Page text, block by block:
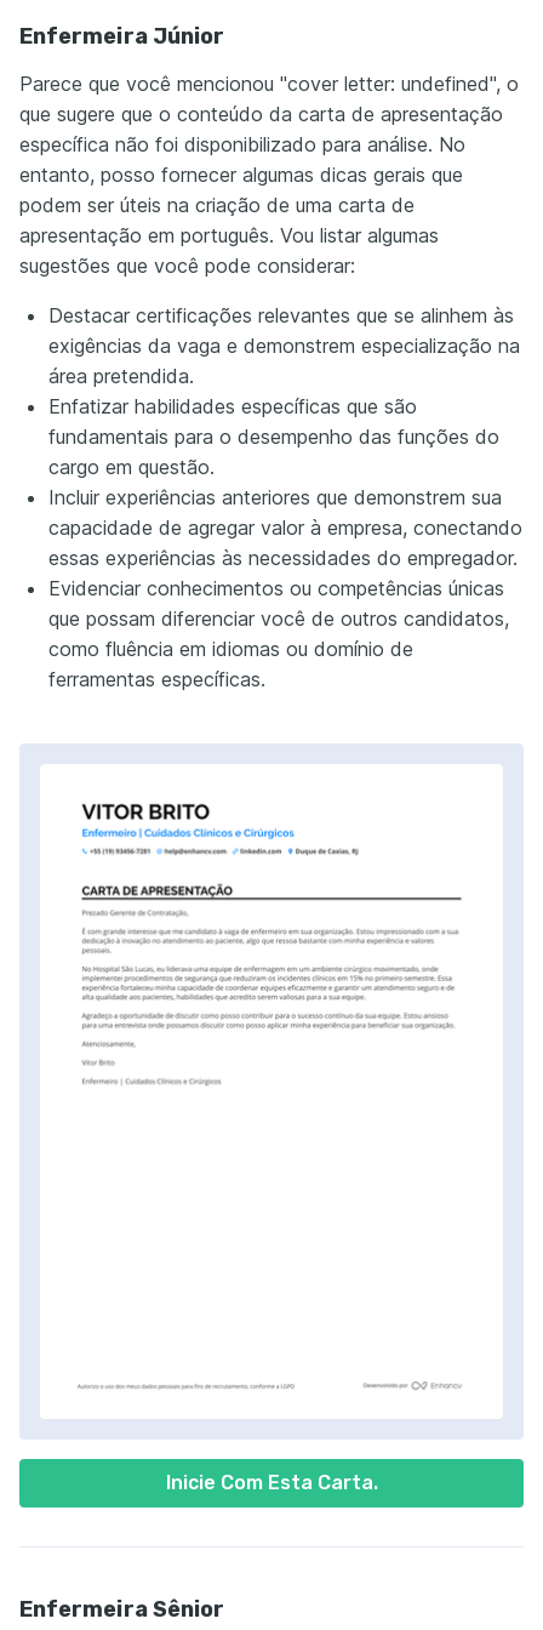
Inicie Com Esta Carta.
Enfermeira Júnior
Parece que você mencionou "cover letter: undefined", o
que sugere que o conteúdo da carta de apresentação
específica não foi disponibilizado para análise. No
entanto, posso fornecer algumas dicas gerais que
podem ser úteis na criação de uma carta de
apresentação em português. Vou listar algumas
sugestões que você pode considerar:
Destacar certificações relevantes que se alinhem às
exigências da vaga e demonstrem especialização na
área pretendida.
Enfatizar habilidades específicas que são
fundamentais para o desempenho das funções do
cargo em questão.
Incluir experiências anteriores que demonstrem sua
capacidade de agregar valor à empresa, conectando
essas experiências às necessidades do empregador.
Evidenciar conhecimentos ou competências únicas
que possam diferenciar você de outros candidatos,
como fluência em idiomas ou domínio de
ferramentas específicas.
Enfermeira Sênior